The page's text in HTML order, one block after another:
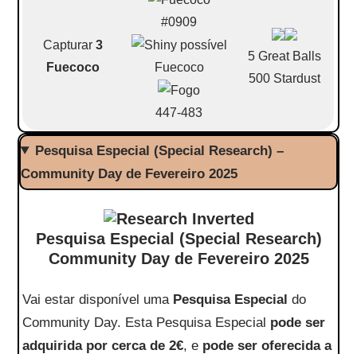
Capturar 3
Fuecoco
#0909
Fuecoco
447-483
5 Great Balls
500 Stardust
Pesquisa Especial (Special Research) –
Community Day de Fevereiro 2025
Pesquisa Especial (Special Research)
Community Day de Fevereiro 2025
Vai estar disponível uma Pesquisa Especial do
Community Day. Esta Pesquisa Especial pode ser
adquirida por cerca de 2€, e pode ser oferecida a